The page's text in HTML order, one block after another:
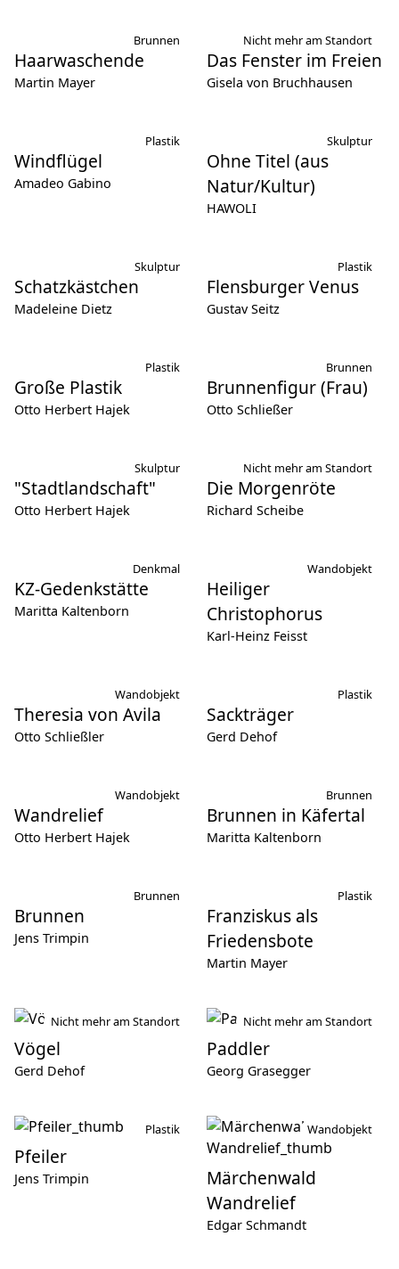
Haarwaschende
Brunnen
Martin Mayer
Das Fenster im Freien
Nicht mehr am Standort
Gisela von Bruchhausen
Windflügel
Plastik
Amadeo Gabino
Ohne Titel (aus
Natur/Kultur)
Skulptur
HAWOLI
Schatzkästchen
Skulptur
Madeleine Dietz
Flensburger Venus
Plastik
Gustav Seitz
Große Plastik
Plastik
Otto Herbert Hajek
Brunnenfigur (Frau)
Brunnen
Otto Schließer
"Stadtlandschaft"
Skulptur
Otto Herbert Hajek
Die Morgenröte
Nicht mehr am Standort
Richard Scheibe
KZ-Gedenkstätte
Denkmal
Maritta Kaltenborn
Heiliger
Christophorus
Wandobjekt
Karl-Heinz Feisst
Theresia von Avila
Wandobjekt
Otto Schließler
Sackträger
Plastik
Gerd Dehof
Wandrelief
Wandobjekt
Otto Herbert Hajek
Brunnen in Käfertal
Brunnen
Maritta Kaltenborn
Brunnen
Brunnen
Jens Trimpin
Franziskus als
Friedensbote
Plastik
Martin Mayer
Vögel
Nicht mehr am Standort
Gerd Dehof
Paddler
Nicht mehr am Standort
Georg Grasegger
Pfeiler
Plastik
Jens Trimpin
Märchenwald
Wandrelief
Wandobjekt
Edgar Schmandt